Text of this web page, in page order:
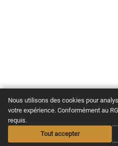
Nous utilisons des cookies pour
votre expérience. Conformément au
requis.
Tout accepter